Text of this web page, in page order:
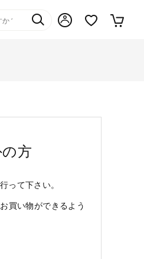
方
って下さい。
買い物ができるよう